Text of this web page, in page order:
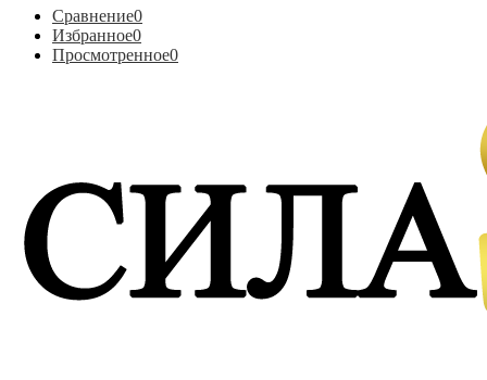
Сравнение0
Избранное0
Просмотренное0